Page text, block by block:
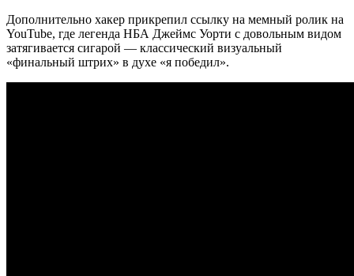
Дополнительно хакер прикрепил ссылку на мемный ролик на
YouTube, где легенда НБА Джеймс Уорти с довольным видом
затягивается сигарой — классический визуальный
«финальный штрих» в духе «я победил».